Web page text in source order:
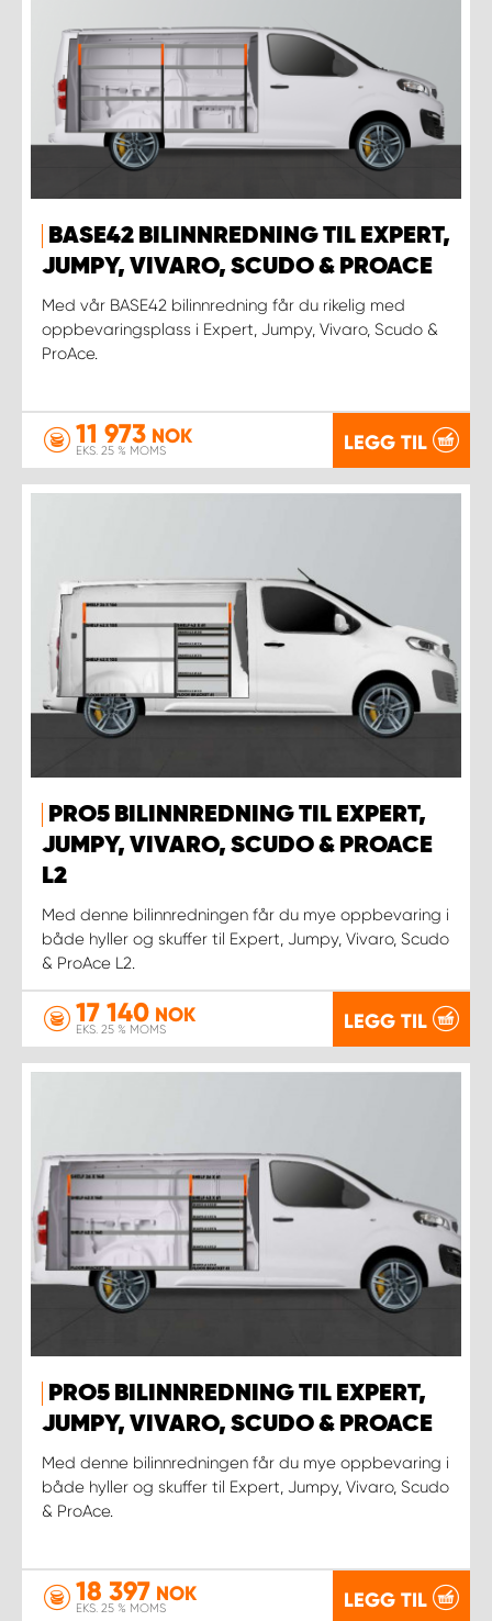
BASE42 BILINNREDNING TIL EXPERT,
JUMPY, VIVARO, SCUDO & PROACE
Med vår BASE42 bilinnredning får du rikelig med
oppbevaringsplass i Expert, Jumpy, Vivaro, Scudo &
ProAce.
11 973 NOK
EKS. 25 % MOMS LEGG TIL
PRO5 BILINNREDNING TIL EXPERT,
JUMPY, VIVARO, SCUDO & PROACE
L2
Med denne bilinnredningen får du mye oppbevaring i
både hyller og skuffer til Expert, Jumpy, Vivaro, Scudo
& ProAce L2.
17 140 NOK
EKS. 25 % MOMS LEGG TIL
PRO5 BILINNREDNING TIL EXPERT,
JUMPY, VIVARO, SCUDO & PROACE
Med denne bilinnredningen får du mye oppbevaring i
både hyller og skuffer til Expert, Jumpy, Vivaro, Scudo
& ProAce.
18 397 NOK
EKS. 25 % MOMS LEGG TIL